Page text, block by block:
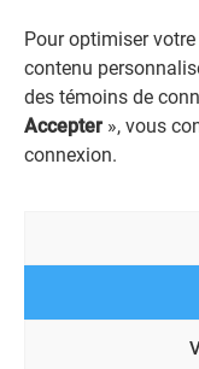
Pour optimiser
contenu
des témoins de
Accepter », vous
connexion.
AVIS JURIDIQUE
POLITIQUE DE
REGISTRE DES